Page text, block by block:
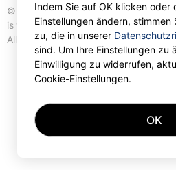
© Gettransport International Limited.
is trademark of Gettransport
All rights reserved.
Indem Sie auf OK klicken oder
Einstellungen ändern,
zu, die in unserer
sind. Um Ihre Einstellungen zu
Einwilligung zu widerrufen,
Cookie-Einstellungen.
OK